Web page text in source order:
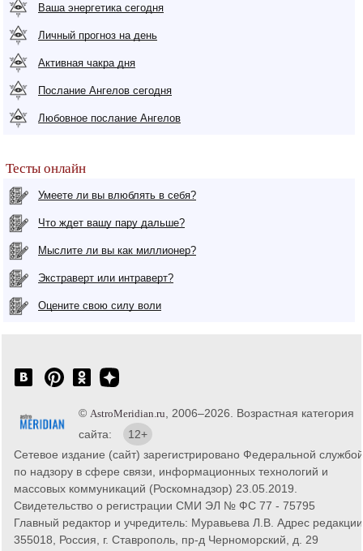
Ваша энергетика сегодня
Личный прогноз на день
Активная чакра дня
Послание Ангелов сегодня
Любовное послание Ангелов
Тесты онлайн
Умеете ли вы влюблять в себя?
Что ждет вашу пару дальше?
Мыслите ли вы как миллионер?
Экстраверт или интраверт?
Оцените свою силу воли
© AstroMeridian.ru , 2006–2026. Возрастная категория
сайта:
12+
Сетевое издание (сайт) зарегистрировано Федеральной службой
по надзору в сфере связи, информационных технологий и
массовых коммуникаций (Роскомнадзор) 23.05.2019.
Свидетельство о регистрации СМИ ЭЛ № ФС 77 - 75795
Главный редактор и учредитель: Муравьева Л.В. Адрес
355018, Россия, г. Ставрополь, пр-д Черноморский, д. 29